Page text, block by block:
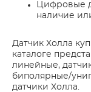
Цифровые
наличие
Датчик Холла
каталоге
линейные,
биполярные/
датчики Холла.